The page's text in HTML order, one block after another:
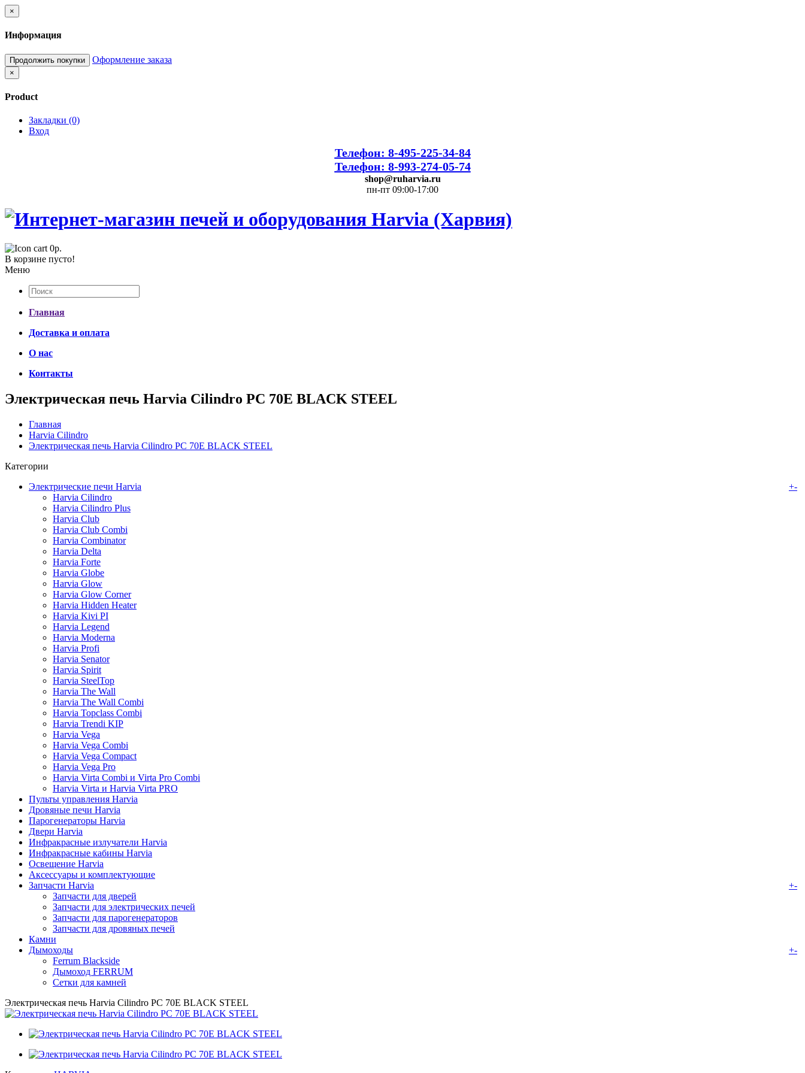
×
Информация
Продолжить покупки Оформление заказа
×
Product
Закладки (0)
Вход
Телефон: 8-495-225-34-84
Телефон: 8-993-274-05-74
shop@ruharvia.ru
пн-пт 09:00-17:00
0р.
В корзине пусто!
Меню
Главная
Доставка и оплата
О нас
Контакты
Электрическая печь Harvia Cilindro PC 70Е BLACK STEEL
Главная
Harvia Cilindro
Электрическая печь Harvia Cilindro PC 70Е BLACK STEEL
Категории
Электрические печи Harvia
+-
Harvia Cilindro
Harvia Cilindro Plus
Harvia Club
Harvia Club Combi
Harvia Combinator
Harvia Delta
Harvia Forte
Harvia Globe
Harvia Glow
Harvia Glow Corner
Harvia Hidden Heater
Harvia Kivi PI
Harvia Legend
Harvia Moderna
Harvia Profi
Harvia Senator
Harvia Spirit
Harvia SteelTop
Harvia The Wall
Harvia The Wall Combi
Harvia Topclass Combi
Harvia Trendi KIP
Harvia Vega
Harvia Vega Combi
Harvia Vega Compact
Harvia Vega Pro
Harvia Virta Combi и Virta Pro Combi
Harvia Virta и Harvia Virta PRO
Пульты управления Harvia
Дровяные печи Harvia
Парогенераторы Harvia
Двери Harvia
Инфракрасные излучатели Harvia
Инфракрасные кабины Harvia
Освещение Harvia
Аксессуары и комплектующие
Запчасти Harvia
+-
Запчасти для дверей
Запчасти для электрических печей
Запчасти для парогенераторов
Запчасти для дровяных печей
Камни
Дымоходы
+-
Ferrum Blackside
Дымоход FERRUM
Сетки для камней
Электрическая печь Harvia Cilindro PC 70Е BLACK STEEL